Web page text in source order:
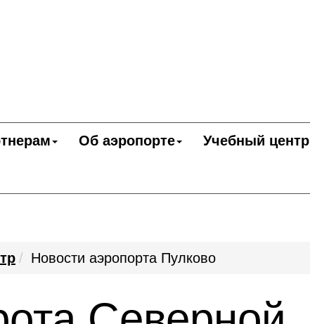
Об аэропорте Учебный центр
Новости аэропорта Пулково